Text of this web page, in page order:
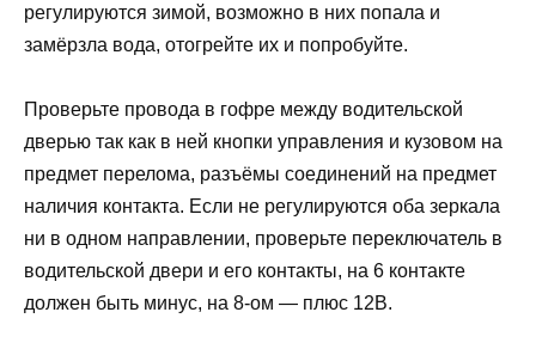
регулируются зимой, возможно в них попала и
замёрзла вода, отогрейте их и попробуйте.
Проверьте провода в гофре между водительской
дверью так как в ней кнопки управления и кузовом на
предмет перелома, разъёмы соединений на предмет
наличия контакта. Если не регулируются оба зеркала
ни в одном направлении, проверьте переключатель в
водительской двери и его контакты, на 6 контакте
должен быть минус, на 8-ом — плюс 12В.